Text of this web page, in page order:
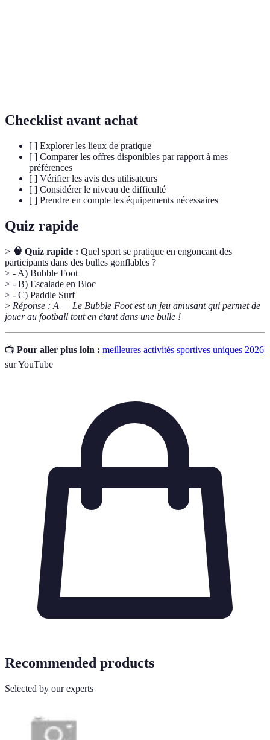
Checklist avant achat
[ ] Explorer les lieux de pratique
[ ] Comparer les offres disponibles par rapport à mes
préférences
[ ] Vérifier les avis des utilisateurs
[ ] Considérer le niveau de difficulté
[ ] Prendre en compte les équipements nécessaires
Quiz rapide
> 🧠 Quiz rapide : Quel sport se pratique en engoncant des
participants dans des bulles gonflables ?
> - A) Bubble Foot
> - B) Escalade en Bloc
> - C) Paddle Surf
> Réponse : A — Le Bubble Foot est un jeu amusant qui permet de
jouer au football tout en étant dans une bulle !
📺 Pour aller plus loin : meilleures activités sportives uniques 2026
sur YouTube
Recommended products
Selected by our experts